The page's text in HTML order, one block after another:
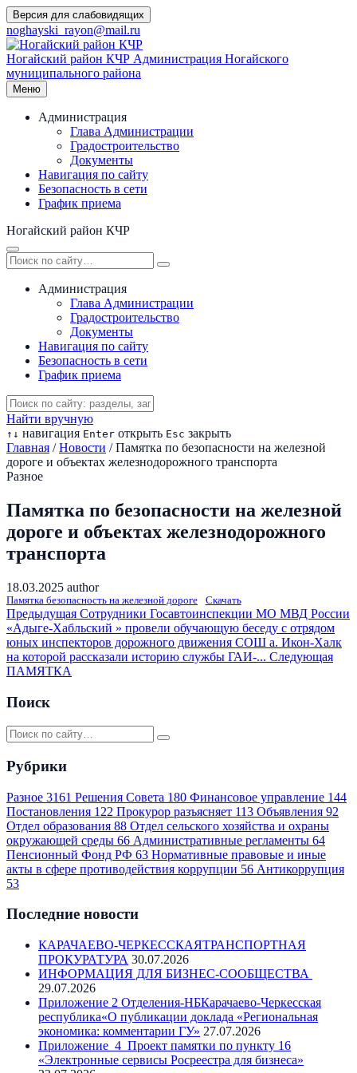
Перейти
к
содержимому
Версия для слабовидящих
noghayski_rayon@mail.ru
Ногайский район КЧР Администрация Ногайского
муниципального района
Меню
Администрация
Глава Администрации
Градостроительство
Документы
Навигация по сайту
Безопасность в сети
График приема
Ногайский район КЧР
Администрация
Глава Администрации
Градостроительство
Документы
Навигация по сайту
Безопасность в сети
График приема
Найти вручную
↑ ↓ навигация Enter открыть Esc закрыть
Главная / Новости / Памятка по безопасности на железной
дороге и объектах железнодорожного транспорта
Разное
Памятка по безопасности на железной
дороге и объектах железнодорожного
транспорта
18.03.2025 author
Памятка безопасность на железной дороге Скачать
Предыдущая Сотрудники Госавтоинспекции МО МВД России
«Адыге-Хабльский » провели обучающую беседу с отрядом
юных инспекторов дорожного движения СОШ а. Икон-Халк
на которой рассказали историю службы ГАИ-... Следующая
ПАМЯТКА
Поиск
Рубрики
Разное 3161 Решения Совета 180 Финансовое управление 144
Постановления 122 Прокурор разъясняет 113 Объявления 92
Отдел образования 88 Отдел сельского хозяйства и охраны
окружающей среды 66 Административные регламенты 64
Пенсионный Фонд РФ 63 Нормативные правовые и иные
акты в сфере противодействия коррупции 56 Антикоррупция
53
Последние новости
КАРАЧАЕВО-ЧЕРКЕССКАЯТРАНСПОРТНАЯ
ПРОКУРАТУРА 30.07.2026
ИНФОРМАЦИЯ ДЛЯ БИЗНЕС-СООБЩЕСТВА
29.07.2026
Приложение 2 Отделения-НБКарачаево-Черкесская
республика«О публикации доклада «Региональная
экономика: комментарии ГУ» 27.07.2026
Приложение_4_Проект памятки по пункту 16
«Электронные сервисы Росреестра для бизнеса»